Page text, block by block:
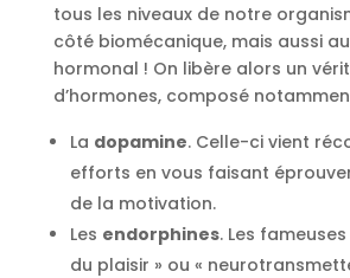
tous les niveaux de notre
côté biomécanique, mais aussi
hormonal ! On libère alors un
d’hormones, composé
La dopamine. Celle-ci vient
efforts en vous faisant
de la motivation.
Les endorphines. Les
du plaisir » ou «